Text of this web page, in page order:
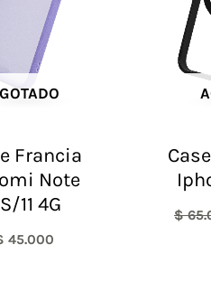
Francia
Note
11 4G
45.000
$